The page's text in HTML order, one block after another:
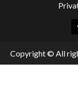
Copyright © All